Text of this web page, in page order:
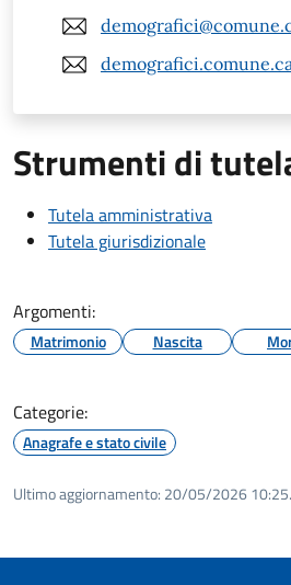
Strumenti di
Tutela amministrativa
Tutela giurisdizionale
Argomenti:
Matrimonio Nascita
Categorie:
Anagrafe e stato civile
Ultimo aggiornamento: 20/05/2026